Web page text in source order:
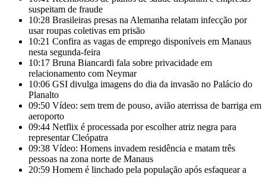
suspeitam de fraude
10:28 Brasileiras presas na Alemanha relatam infecção por
usar roupas coletivas em prisão
10:21 Confira as vagas de emprego disponíveis em Manaus
nesta segunda-feira
10:17 Bruna Biancardi fala sobre privacidade em
relacionamento com Neymar
10:06 GSI divulga imagens do dia da invasão no Palácio do
Planalto
09:50 Vídeo: sem trem de pouso, avião aterrissa de barriga em
aeroporto
09:44 Netflix é processada por escolher atriz negra para
representar Cleópatra
09:38 Vídeo: Homens invadem residência e matam três
pessoas na zona norte de Manaus
20:59 Homem é linchado pela população após esfaquear a